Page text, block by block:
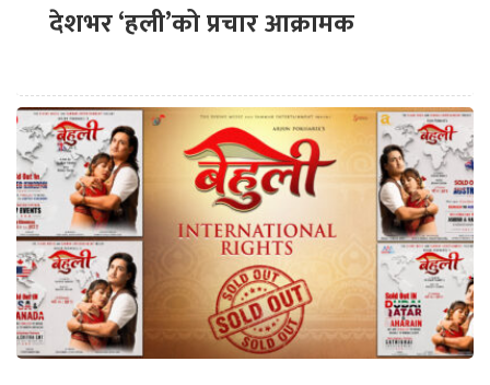
देशभर ‘हली’को प्रचार आक्रामक